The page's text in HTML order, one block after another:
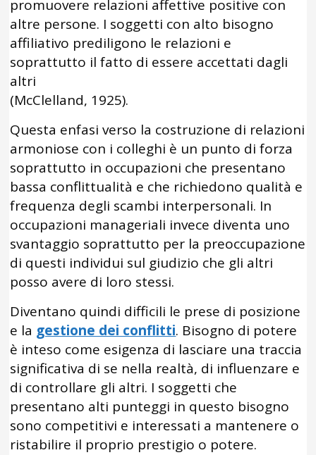
promuovere relazioni affettive positive con
altre persone. I soggetti con alto bisogno
affiliativo prediligono le relazioni e
soprattutto il fatto di essere accettati dagli
altri
(McClelland, 1925).
Questa enfasi verso la costruzione di relazioni
armoniose con i colleghi è un punto di forza
soprattutto in occupazioni che presentano
bassa conflittualità e che richiedono qualità e
frequenza degli scambi interpersonali. In
occupazioni manageriali invece diventa uno
svantaggio soprattutto per la preoccupazione
di questi individui sul giudizio che gli altri
posso avere di loro stessi.
Diventano quindi difficili le prese di posizione
e la gestione dei conflitti. Bisogno di potere
è inteso come esigenza di lasciare una traccia
significativa di se nella realtà, di influenzare e
di controllare gli altri. I soggetti che
presentano alti punteggi in questo bisogno
sono competitivi e interessati a mantenere o
ristabilire il proprio prestigio o potere.